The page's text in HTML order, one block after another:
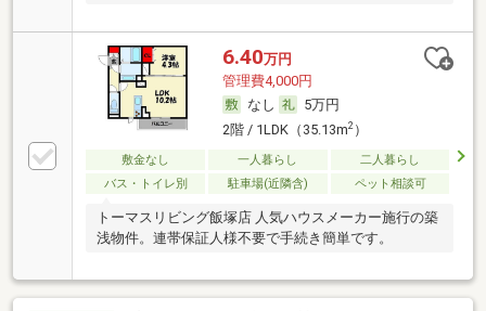
6.40万円
管理費4,000円
なし
5万円
2階 / 1LDK（35.13m2）
敷金なし 一人暮らし
二人暮らし
バス・トイレ別
駐車場(近隣含) ペット相談可
トーマスリビング飯塚店 人気ハウスメーカー施行の築
浅物件。連帯保証人様不要で手続き簡単です。